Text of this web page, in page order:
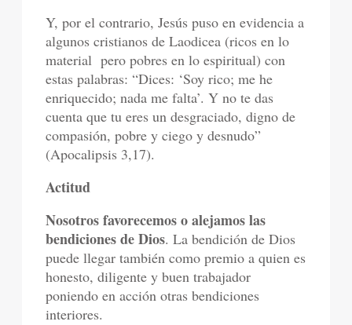
Y, por el contrario, Jesús puso en evidencia a
algunos cristianos de Laodicea (ricos en lo
material pero pobres en lo espiritual) con
estas palabras: “Dices: ‘Soy rico; me he
enriquecido; nada me falta’. Y no te das
cuenta que tu eres un desgraciado, digno de
compasión, pobre y ciego y desnudo”
(Apocalipsis 3,17).
Actitud
Nosotros favorecemos o alejamos las
bendiciones de Dios. La bendición de Dios
puede llegar también como premio a quien es
honesto, diligente y buen trabajador
poniendo en acción otras bendiciones
interiores.